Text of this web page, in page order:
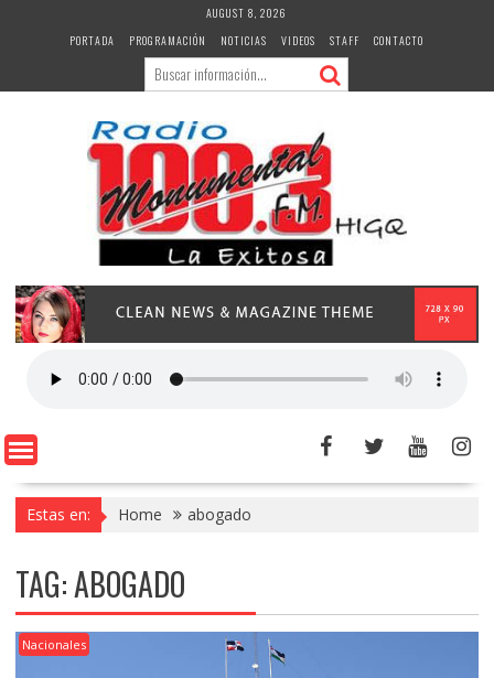
AUGUST 8, 2026
PORTADA
PROGRAMACIÓN NOTICIAS VIDEOS STAFF CONTACTO
Estas en: Home abogado
TAG:ABOGADO
Nacionales